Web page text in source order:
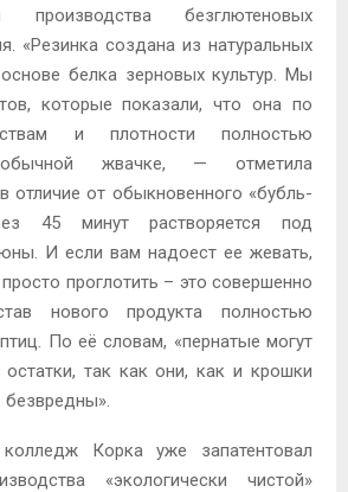
производства безглютеновых
«Резинка создана из натуральных
белка зерновых культур. Мы
которые показали, что она по
и плотности полностью
обычной жвачке, — отметила
отличие от обыкновенного «бубль-
45 минут растворяется под
И если вам надоест ее жевать,
проглотить – это совершенно
нового продукта полностью
По её словам, «пернатые могут
так как они, как и крошки
колледж Корка уже запатентовал
«экологически чистой»